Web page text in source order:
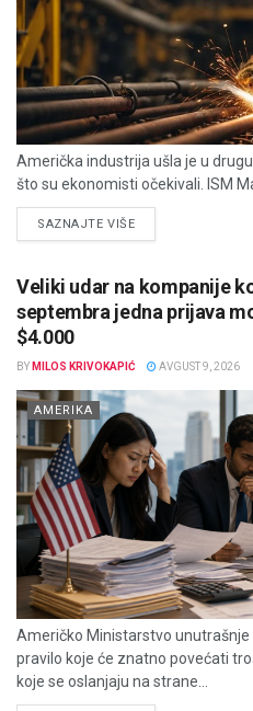
Američka industrija ušla je u
što su ekonomisti očekivali. ISM
SAZNAJTE VIŠEDETAILS
Veliki udar na kompanije
septembra jedna prijava
$4.000
BY MILOS KRIVOKAPIĆ AVGUST 9, 2026
AMERIKA
Američko Ministarstvo
pravilo koje će znatno povećati
koje se oslanjaju na strane...